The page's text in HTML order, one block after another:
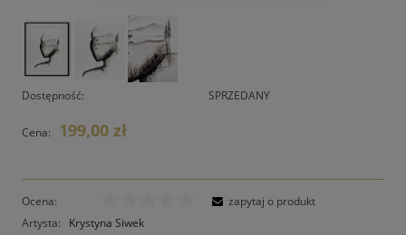
Dostępność: SPRZEDANY
Cena: 199,00 zł
Ocena:
Artysta:
Krystyna Siwek
zapytaj o produkt